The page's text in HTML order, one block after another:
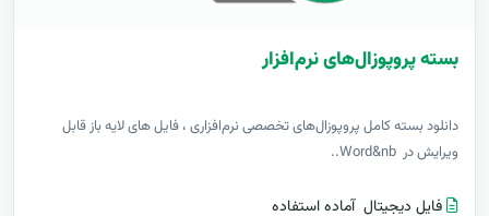
بسته پروپوزال‌های نرم‌افزار
دانلود بسته کامل پروپوزال‌های تخصصی نرم‌افزاری ، فایل های لایه باز قابل
ویرایش در Word&nb..
فایل دیجیتال آماده استفاده